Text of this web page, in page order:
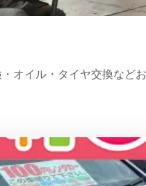
オイル・タイヤ交換など